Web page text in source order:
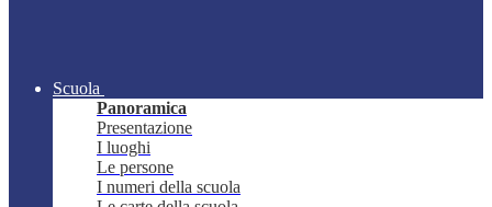
Scuola
Panoramica
Presentazione
I luoghi
Le persone
I numeri della scuola